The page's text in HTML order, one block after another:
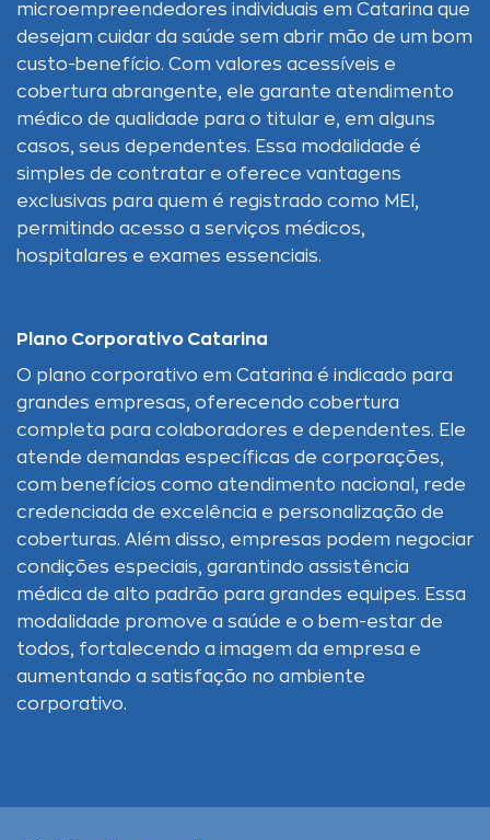
microempreendedores individuais em Catarina que
desejam cuidar da saúde sem abrir mão de um bom
custo-benefício. Com valores acessíveis e
cobertura abrangente, ele garante atendimento
médico de qualidade para o titular e, em alguns
casos, seus dependentes. Essa modalidade é
simples de contratar e oferece vantagens
exclusivas para quem é registrado como MEI,
permitindo acesso a serviços médicos,
hospitalares e exames essenciais.
Plano Corporativo Catarina
O plano corporativo em Catarina é indicado para
grandes empresas, oferecendo cobertura
completa para colaboradores e dependentes. Ele
atende demandas específicas de corporações,
com benefícios como atendimento nacional, rede
credenciada de excelência e personalização de
coberturas. Além disso, empresas podem negociar
condições especiais, garantindo assistência
médica de alto padrão para grandes equipes. Essa
modalidade promove a saúde e o bem-estar de
todos, fortalecendo a imagem da empresa e
aumentando a satisfação no ambiente
corporativo.